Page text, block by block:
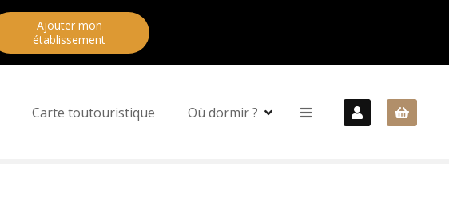
Ajouter mon
établissement
Carte toutouristique Où dormir ?